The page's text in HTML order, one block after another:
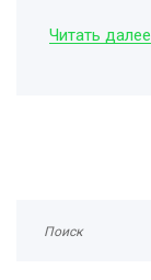
Читать далее